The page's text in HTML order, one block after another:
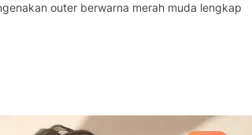
outer berwarna merah muda lengkap